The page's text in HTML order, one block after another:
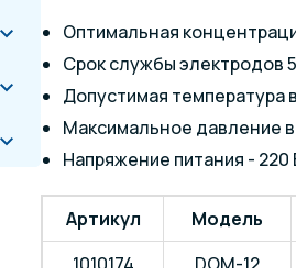
Оптимальная
Срок службы электродов
Допустимая температура
Максимальное давление в
Напряжение питания - 220
Артикул Модель
1010174
DOM-12